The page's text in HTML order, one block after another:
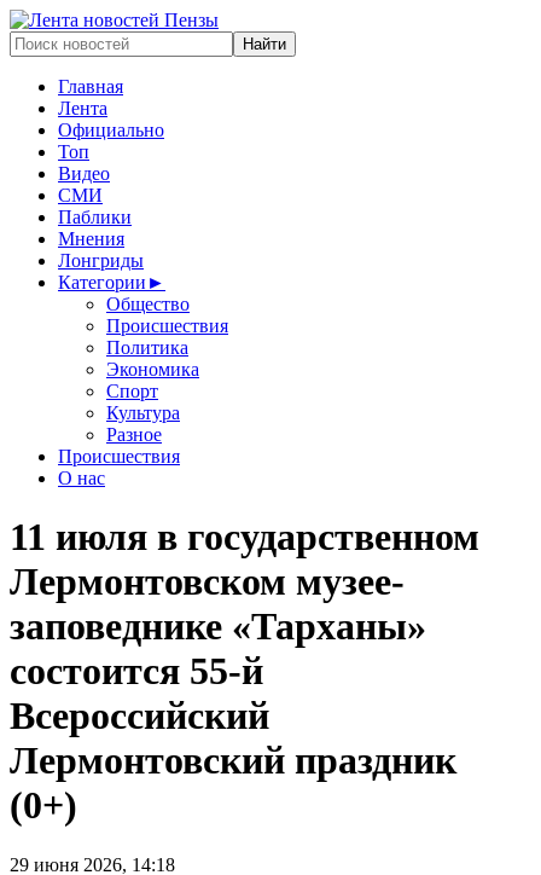
Главная
Лента
Официально
Топ
Видео
СМИ
Паблики
Мнения
Лонгриды
Категории ►
Общество
Происшествия
Политика
Экономика
Спорт
Культура
Разное
Происшествия
О нас
11 июля в государственном
Лермонтовском музее-
заповеднике «Тарханы»
состоится 55-й
Всероссийский
Лермонтовский праздник
(0+)
29 июня 2026, 14:18